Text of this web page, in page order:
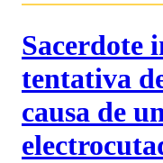
Sacerdote
tentativa
causa de